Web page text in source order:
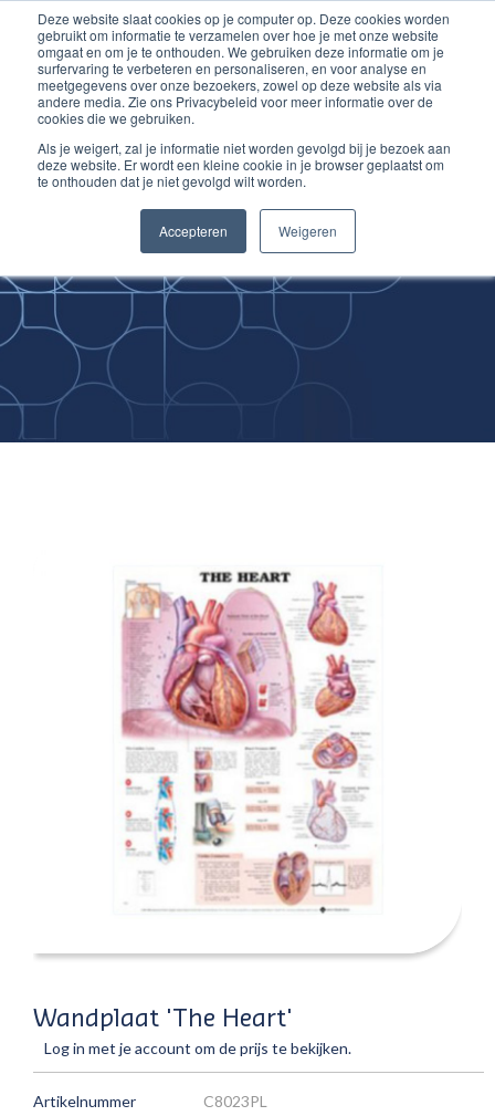
Deze website slaat cookies op je computer op. Deze cookies worden
gebruikt om informatie te verzamelen over hoe je met onze website
omgaat en om je te onthouden. We gebruiken deze informatie om je
surfervaring te verbeteren en personaliseren, en voor analyse en
meetgegevens over onze bezoekers, zowel op deze website als via
andere media. Zie ons Privacybeleid voor meer informatie over de
cookies die we gebruiken.
Als je weigert, zal je informatie niet worden gevolgd bij je bezoek aan
deze website. Er wordt een kleine cookie in je browser geplaatst om
te onthouden dat je niet gevolgd wilt worden.
Accepteren Weigeren
Inloggen account
Ga
naar
de
inhoud
Improving
Medical Skills
Wandplaat 'The Heart'
Log in met je account om de prijs te bekijken.
Artikelnummer C8023PL